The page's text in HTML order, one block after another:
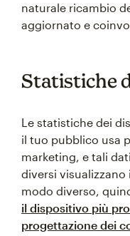
naturale ricambio
aggiornato e
Statistiche
Le statistiche dei
il tuo pubblico usa
marketing, e tali
diversi
modo diverso,
il dispositivo più
progettazione dei